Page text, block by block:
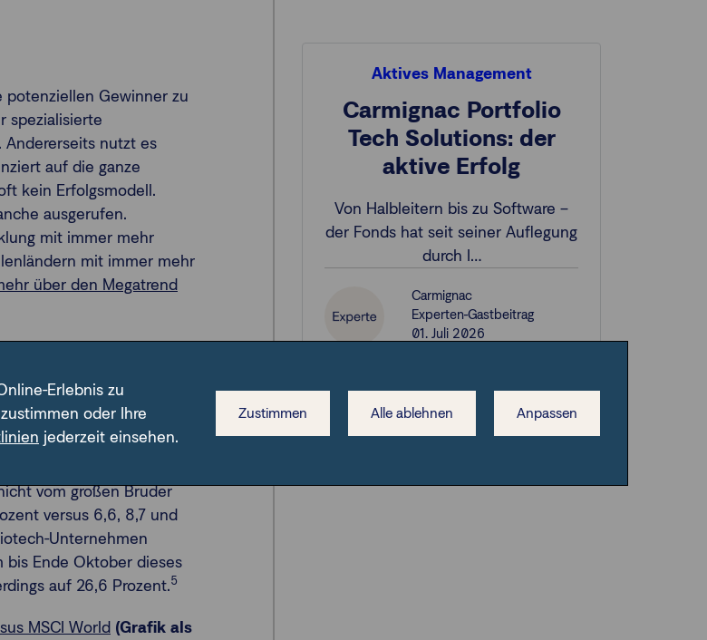
potenziellen Gewinner zu
spezialisierte
Andererseits nutzt es
auf die ganze
kein Erfolgsmodell.
ausgerufen.
mit immer mehr
mit immer mehr
über den Megatrend
Branchenindex MSCI
und mittelgroße
per Ende Oktober
vom großen Bruder
versus 6,6, 8,7 und
Unternehmen
bis Ende Oktober dieses
auf 26,6 Prozent.5
MSCI World (Grafik als
Aktives Management
Carmignac Portfolio
Tech Solutions: der
aktive Erfolg
Von Halbleitern bis zu Software –
der Fonds hat seit seiner Auflegung
durch I…
Carmignac
Experten-Gastbeitrag
01. Juli 2026
Erlebnis zu
oder Ihre
jederzeit einsehen.
Zustimmen Alle ablehnen Anpassen